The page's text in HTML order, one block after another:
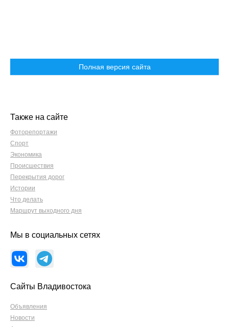
Полная версия сайта
Также на сайте
Фоторепортажи
Спорт
Экономика
Происшествия
Перекрытия дорог
Истории
Что делать
Маршрут выходного дня
Мы в социальных сетях
Сайты Владивостока
Объявления
Новости